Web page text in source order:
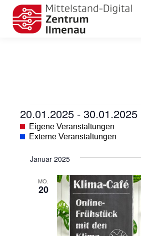
Veranstaltungen
20.01.2025 - 30.01.2025
Datum
wählen.
Eigene Veranstaltungen
Externe Veranstaltungen
Januar 2025
MO.
20